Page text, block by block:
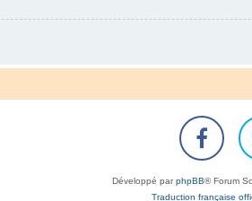
Développé parphpBB® Forum
Traduction française